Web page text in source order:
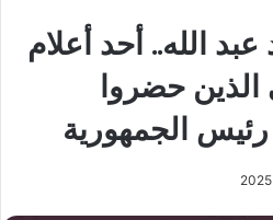
الله.. أحد أعلام
حضروا
الجمهورية